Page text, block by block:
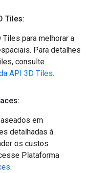
Tiles:
para melhorar a
Para detalhes
consulte
API 3D Tiles.
em
detalhadas à
os custos
Plataforma
.